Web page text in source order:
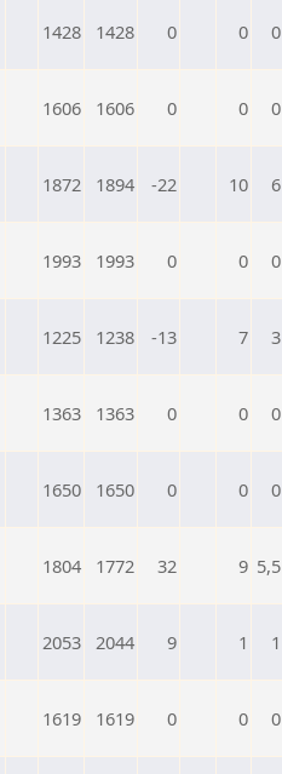
1428 1428 0 0 0
1606 1606 0 0 0
1872 1894 -22 10 6
1993 1993 0 0 0
1225 1238 -13 7 3
1363 1363 0 0 0
1650 1650 0 0 0
1804 1772 32 9 5,5
2053 2044 9 1 1
1619 1619 0 0 0